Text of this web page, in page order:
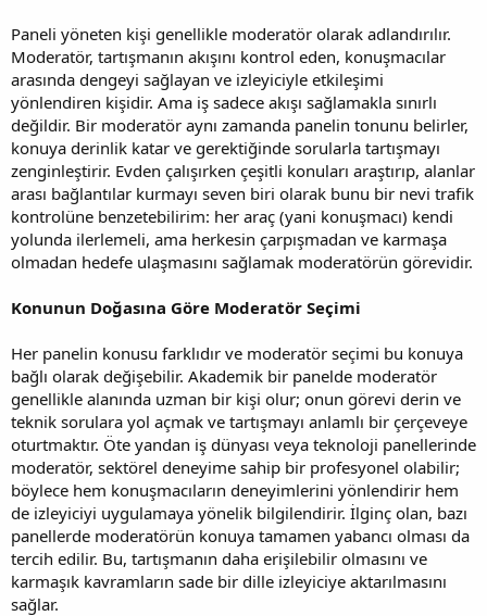
Paneli yöneten kişi genellikle moderatör olarak adlandırılır.
Moderatör, tartışmanın akışını kontrol eden, konuşmacılar
arasında dengeyi sağlayan ve izleyiciyle etkileşimi
yönlendiren kişidir. Ama iş sadece akışı sağlamakla sınırlı
değildir. Bir moderatör aynı zamanda panelin tonunu belirler,
konuya derinlik katar ve gerektiğinde sorularla tartışmayı
zenginleştirir. Evden çalışırken çeşitli konuları araştırıp, alanlar
arası bağlantılar kurmayı seven biri olarak bunu bir nevi trafik
kontrolüne benzetebilirim: her araç (yani konuşmacı) kendi
yolunda ilerlemeli, ama herkesin çarpışmadan ve karmaşa
olmadan hedefe ulaşmasını sağlamak moderatörün görevidir.
Konunun Doğasına Göre Moderatör Seçimi
Her panelin konusu farklıdır ve moderatör seçimi bu konuya
bağlı olarak değişebilir. Akademik bir panelde moderatör
genellikle alanında uzman bir kişi olur; onun görevi derin ve
teknik sorulara yol açmak ve tartışmayı anlamlı bir çerçeveye
oturtmaktır. Öte yandan iş dünyası veya teknoloji panellerinde
moderatör, sektörel deneyime sahip bir profesyonel olabilir;
böylece hem konuşmacıların deneyimlerini yönlendirir hem
de izleyiciyi uygulamaya yönelik bilgilendirir. İlginç olan, bazı
panellerde moderatörün konuya tamamen yabancı olması da
tercih edilir. Bu, tartışmanın daha erişilebilir olmasını ve
karmaşık kavramların sade bir dille izleyiciye aktarılmasını
sağlar.